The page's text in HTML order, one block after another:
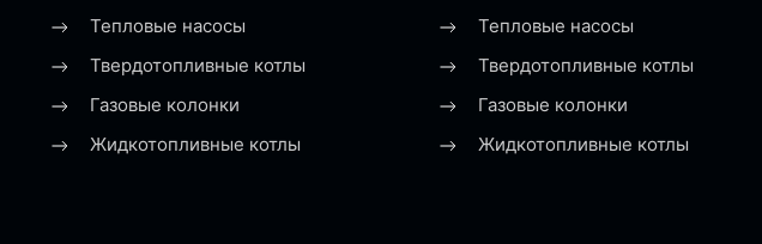
Тепловые насосы
Твердотопливные котлы
Газовые колонки
Жидкотопливные котлы
Тепловые насосы
Твердотопливные котлы
Газовые колонки
Жидкотопливные котлы